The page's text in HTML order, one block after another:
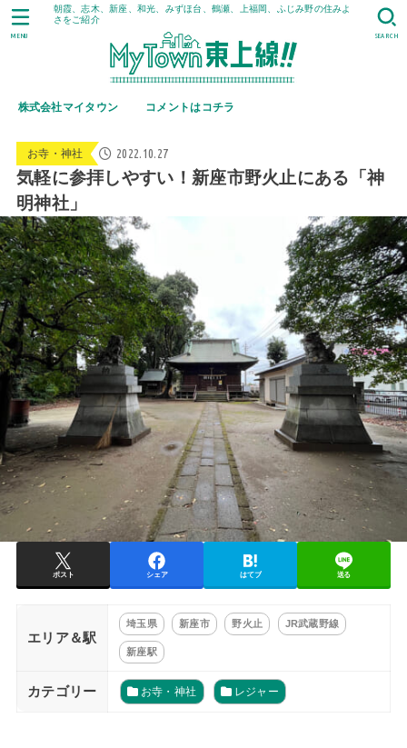
朝霞、志木、新座、和光、みずほ台、鶴瀬、上福岡、ふじみ野の住みよ
さをご紹介
株式会社マイタウン コメントはコチラ
SEARCH
MENU
お寺・神社 2022.10.27
気軽に参拝しやすい！新座市野火止にある「神
明神社」
ポスト シェア はてブ 送る
エリア＆駅
埼玉県 新座市 野火止 JR武蔵野線
新座駅
カテゴリー お寺・神社 レジャー